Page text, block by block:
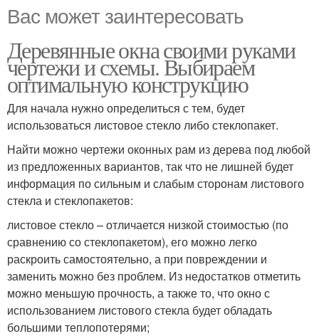
Вас может заинтересовать
Деревянные окна своими руками
чертежи и схемы. Выбираем
оптимальную конструкцию
Для начала нужно определиться с тем, будет
использоваться листовое стекло либо стеклопакет.
Найти можно чертежи оконных рам из дерева под любой
из предложенных вариантов, так что не лишней будет
информация по сильным и слабым сторонам листового
стекла и стеклопакетов:
листовое стекло – отличается низкой стоимостью (по
сравнению со стеклопакетом), его можно легко
раскроить самостоятельно, а при повреждении и
заменить можно без проблем. Из недостатков отметить
можно меньшую прочность, а также то, что окно с
использованием листового стекла будет обладать
большими теплопотерями;